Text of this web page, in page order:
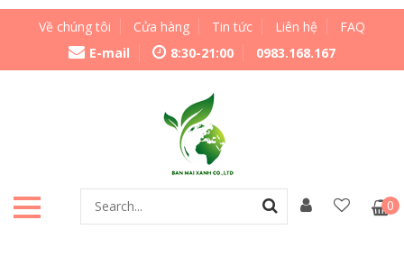
Về chúng tôi Cửa hàng Tin tức Liên hệ
FAQ
E-mail
8:30-21:00 0983.168.167
0